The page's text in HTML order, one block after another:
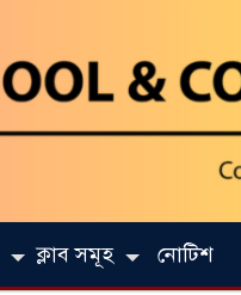
ক্লাব সমূহ নোটিশ